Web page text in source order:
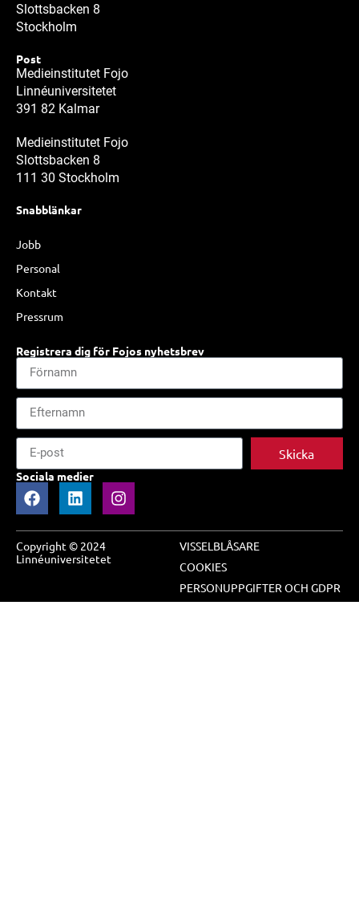
Slottsbacken 8
Stockholm
Post
Medieinstitutet Fojo
Linnéuniversitetet
391 82 Kalmar
Medieinstitutet Fojo
Slottsbacken 8
111 30 Stockholm
Snabblänkar
Jobb
Personal
Kontakt
Pressrum
Registrera dig för Fojos nyhetsbrev
Skicka
Sociala medier
Copyright © 2024
Linnéuniversitetet
VISSELBLÅSARE
COOKIES
PERSONUPPGIFTER OCH GDPR